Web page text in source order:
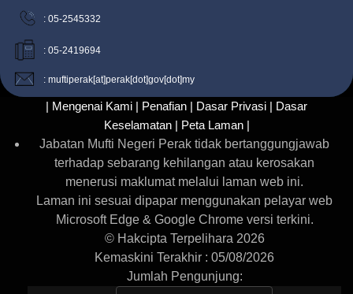
: 05-2545332
: 05-2419694
: muftiperak[at]perak[dot]gov[dot]my
| Mengenai Kami | Penafian | Dasar Privasi | Dasar
Keselamatan | Peta Laman |
Jabatan Mufti Negeri Perak tidak bertanggungjawab
terhadap sebarang kehilangan atau kerosakan
menerusi maklumat melalui laman web ini.
Laman ini sesuai dipapar menggunakan pelayar web
Microsoft Edge & Google Chrome versi terkini.
© Hakcipta Terpelihara 2026
Kemaskini Terakhir : 05/08/2026
Jumlah Pengunjung: